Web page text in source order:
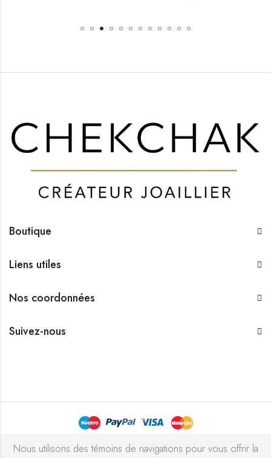
Boutique
Liens utiles
Nos coordonnées
Suivez-nous
Bijouterie Chekchak Inc © 2026 Tous droits réservés - Réalisé
Nous utilisons des témoins de navigations pour vous offrir la